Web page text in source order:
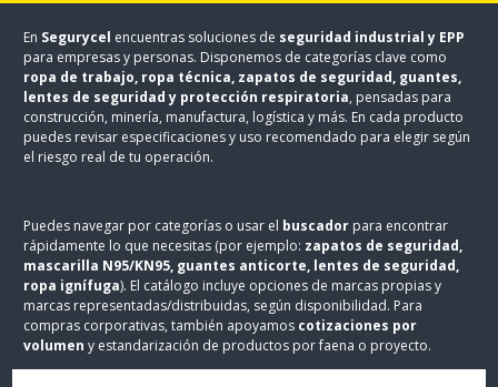
En Segurycel encuentras soluciones de seguridad industrial y EPP
para empresas y personas. Disponemos de categorías clave como
ropa de trabajo, ropa técnica, zapatos de seguridad, guantes,
lentes de seguridad y protección respiratoria, pensadas para
construcción, minería, manufactura, logística y más. En cada producto
puedes revisar especificaciones y uso recomendado para elegir según
el riesgo real de tu operación.
Puedes navegar por categorías o usar el buscador para encontrar
rápidamente lo que necesitas (por ejemplo: zapatos de seguridad,
mascarilla N95/KN95, guantes anticorte, lentes de seguridad,
ropa ignífuga). El catálogo incluye opciones de marcas propias y
marcas representadas/distribuidas, según disponibilidad. Para
compras corporativas, también apoyamos cotizaciones por
volumen y estandarización de productos por faena o proyecto.